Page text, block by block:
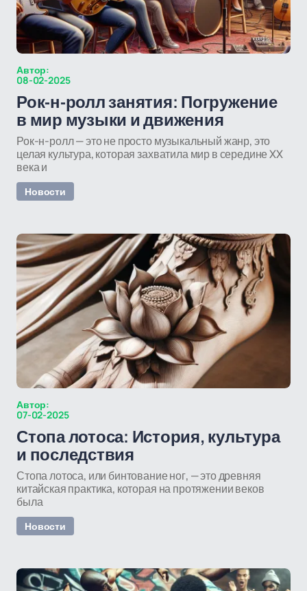
Автор:
08-02-2025
Рок-н-ролл занятия: Погружение
в мир музыки и движения
Рок-н-ролл — это не просто музыкальный жанр, это
целая культура, которая захватила мир в середине XX
века и
Новости
Автор:
07-02-2025
Стопа лотоса: История, культура
и последствия
Стопа лотоса, или бинтование ног, — это древняя
китайская практика, которая на протяжении веков
была
Новости